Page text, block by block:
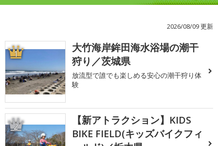
2026/08/09 更新
1
大竹海岸鉾田海水浴場の潮干
狩り／茨城県
放流型で誰でも楽しめる安心の潮干狩り体
験
2
【新アトラクション】KIDS
BIKE FIELD(キッズバイクフィ